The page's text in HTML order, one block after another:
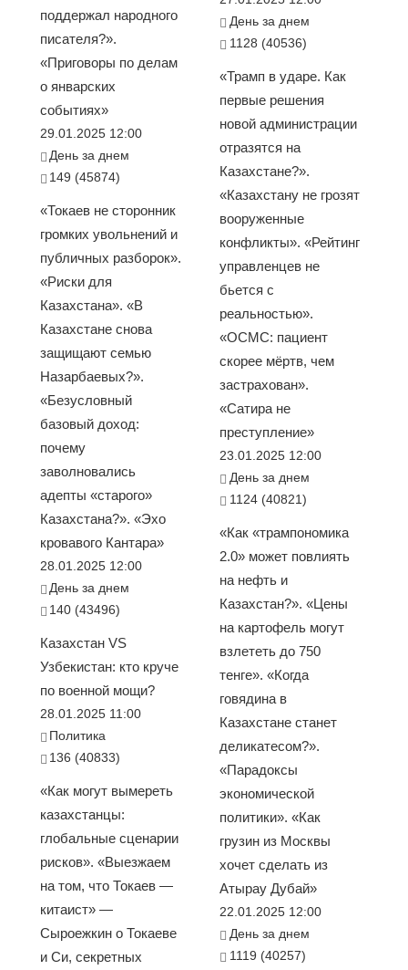
поддержал народного
писателя?».
«Приговоры по делам
о январских
событиях»
29.01.2025 12:00
День за днем
149 (45874)
«Токаев не сторонник
громких увольнений и
публичных разборок».
«Риски для
Казахстана». «В
Казахстане снова
защищают семью
Назарбаевых?».
«Безусловный
базовый доход:
почему
заволновались
адепты «старого»
Казахстана?». «Эхо
кровавого Кантара»
28.01.2025 12:00
День за днем
140 (43496)
Казахстан VS
Узбекистан: кто круче
по военной мощи?
28.01.2025 11:00
Политика
136 (40833)
«Как могут вымереть
казахстанцы:
глобальные сценарии
рисков». «Выезжаем
на том, что Токаев —
китаист» —
Сыроежкин о Токаеве
и Си, секретных
День за днем
1128 (40536)
«Трамп в ударе. Как
первые решения
новой администрации
отразятся на
Казахстане?».
«Казахстану не грозят
вооруженные
конфликты». «Рейтинг
управленцев не
бьется с
реальностью».
«ОСМС: пациент
скорее мёртв, чем
застрахован».
«Сатира не
преступление»
23.01.2025 12:00
День за днем
1124 (40821)
«Как «трампономика
2.0» может повлиять
на нефть и
Казахстан?». «Цены
на картофель могут
взлететь до 750
тенге». «Когда
говядина в
Казахстане станет
деликатесом?».
«Парадоксы
экономической
политики». «Как
грузин из Москвы
хочет сделать из
Атырау Дубай»
22.01.2025 12:00
День за днем
1119 (40257)